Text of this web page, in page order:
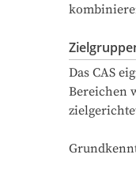
Das CAS
Bereichen